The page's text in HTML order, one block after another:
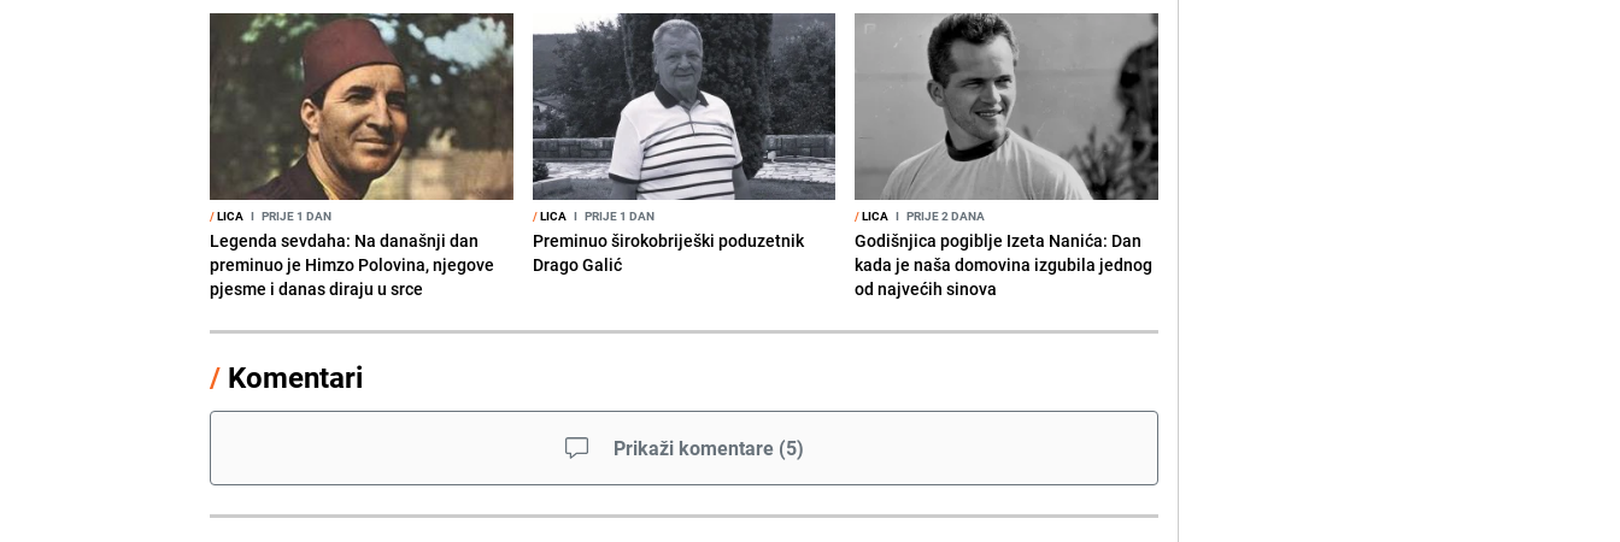
/LICA I PRIJE 1 DAN
Legenda sevdaha: Na današnji dan
preminuo je Himzo Polovina, njegove
pjesme i danas diraju u srce
/LICA I PRIJE 1 DAN
Preminuo širokobriješki poduzetnik
Drago Galić
/LICA I PRIJE 2 DANA
Godišnjica pogiblje Izeta Nanića: Dan
kada je naša domovina izgubila jednog
od najvećih sinova
/ Komentari
Prikaži komentare (5)